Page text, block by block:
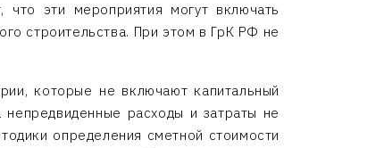
эти мероприятия могут включать
строительства. При этом в ГрК РФ не
которые не включают капитальный
непредвиденные расходы и затраты не
определения сметной стоимости